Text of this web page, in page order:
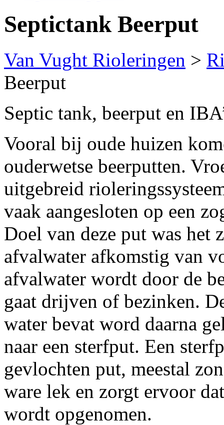
Septictank Beerput
Van Vught Rioleringen >
Beerput
Septic tank, beerput en
Vooral bij oude huizen
ouderwetse beerputten.
uitgebreid
vaak aangesloten op een
Doel van deze put was
afvalwater afkomstig van
afvalwater wordt door de
gaat drijven of bezinken.
water bevat word daarna
naar een sterfput. Een
gevlochten put, meestal
ware lek en zorgt ervoor
wordt opgenomen.